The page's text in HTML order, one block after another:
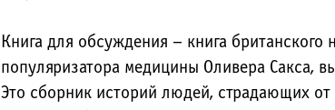
Книга для обсуждения – книга британского
популяризатора медицины Оливера Сакса,
Это сборник историй людей, страдающих